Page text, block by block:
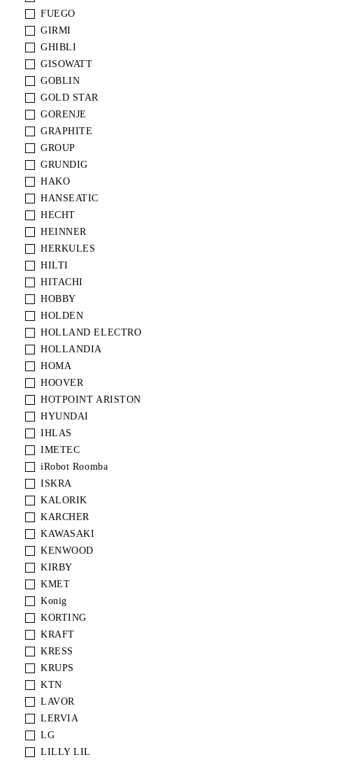
FUEGO
GIRMI
GHIBLI
GISOWATT
GOBLIN
GOLD STAR
GORENJE
GRAPHITE
GROUP
GRUNDIG
HAKO
HANSEATIC
HECHT
HEINNER
HERKULES
HILTI
HITACHI
HOBBY
HOLDEN
HOLLAND ELECTRO
HOLLANDIA
HOMA
HOOVER
HOTPOINT ARISTON
HYUNDAI
IHLAS
IMETEC
iRobot Roomba
ISKRA
KALORIK
KARCHER
KAWASAKI
KENWOOD
KIRBY
KMET
Konig
KORTING
KRAFT
KRESS
KRUPS
KTN
LAVOR
LERVIA
LG
LILLY LIL